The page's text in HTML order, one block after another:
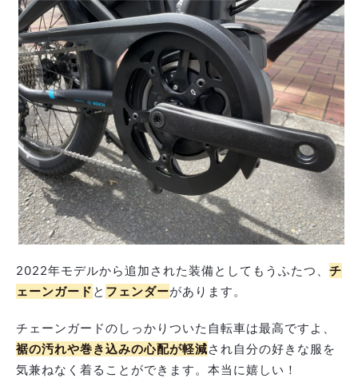
2022年モデルから追加された装備としてもうふたつ、 チ
ェーンガード と フェンダーがあります。
チェーンガードのしっかりついた自転車は最高ですよ、
裾の汚れや巻き込みの心配が軽減され自分の好きな服を
気兼ねなく着ることができます。本当に嬉しい！